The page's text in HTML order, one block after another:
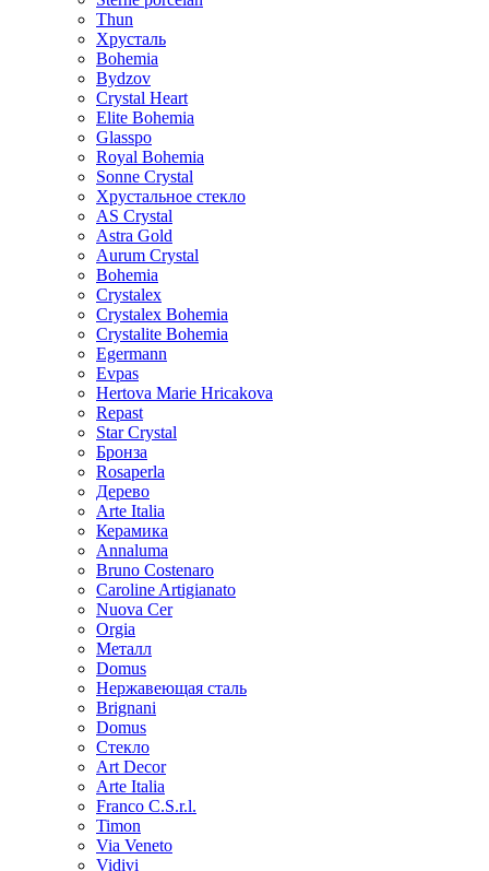
Thun
Хрусталь
Bohemia
Bydzov
Crystal Heart
Elite Bohemia
Glasspo
Royal Bohemia
Sonne Crystal
Хрустальное стекло
AS Crystal
Astra Gold
Aurum Crystal
Bohemia
Crystalex
Crystalex Bohemia
Crystalite Bohemia
Egermann
Evpas
Hertova Marie Hricakova
Repast
Star Crystal
Бронза
Rosaperla
Дерево
Arte Italia
Керамика
Annaluma
Bruno Costenaro
Caroline Artigianato
Nuova Cer
Orgia
Металл
Domus
Нержавеющая сталь
Brignani
Domus
Стекло
Art Decor
Arte Italia
Franco C.S.r.l.
Timon
Via Veneto
Vidivi